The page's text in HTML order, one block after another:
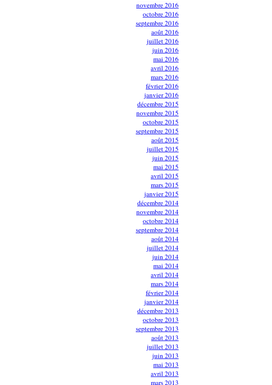
novembre 2016
octobre 2016
septembre 2016
août 2016
juillet 2016
juin 2016
mai 2016
avril 2016
mars 2016
février 2016
janvier 2016
décembre 2015
novembre 2015
octobre 2015
septembre 2015
août 2015
juillet 2015
juin 2015
mai 2015
avril 2015
mars 2015
janvier 2015
décembre 2014
novembre 2014
octobre 2014
septembre 2014
août 2014
juillet 2014
juin 2014
mai 2014
avril 2014
mars 2014
février 2014
janvier 2014
décembre 2013
octobre 2013
septembre 2013
août 2013
juillet 2013
juin 2013
mai 2013
avril 2013
mars 2013